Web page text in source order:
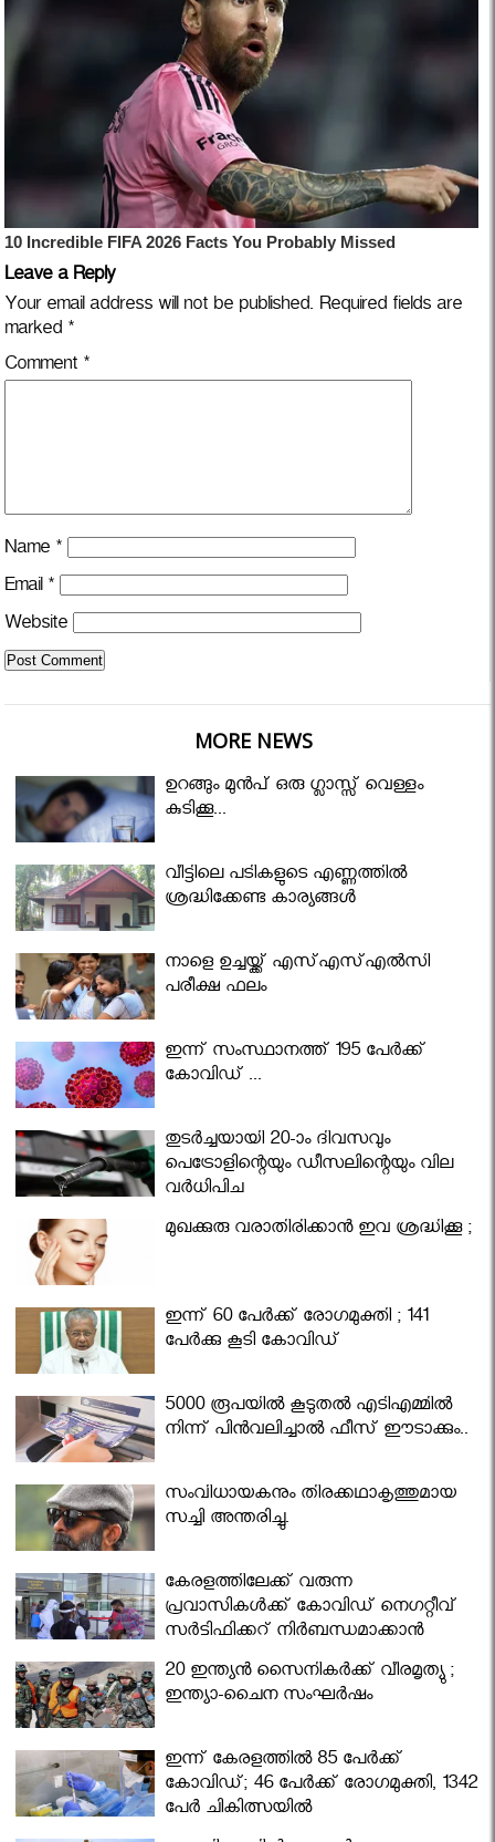
Leave a Reply
Your email address will not be published. Required fields are
marked *
Comment *
Name *
Email *
Website
MORE NEWS
ഉറങ്ങും മുന്‍പ് ഒരു ഗ്ലാസ്സ് വെള്ളം
കുടിക്കൂ...
വീട്ടിലെ പടികളുടെ എണ്ണത്തിൽ
ശ്രദ്ധിക്കേണ്ട കാര്യങ്ങൾ
നാളെ ഉച്ചയ്ക്ക് എസ്എസ്എല്‍സി
പരീക്ഷ ഫലം
ഇന്ന് സംസ്ഥാനത്ത് 195 പേര്‍ക്ക്
കോവിഡ് ...
തുടർച്ചയായി 20-ാം ദിവസവും
പെട്രോളിന്റെയും ഡീസലിന്റെയും വില
വര്‍ധിപ്പിച്ചു
മുഖക്കുരു വരാതിരിക്കാന്‍ ഇവ ശ്രദ്ധിക്കൂ ;
ഇന്ന് 60 പേർക്ക് രോഗമുക്തി ; 141
പേര്‍ക്കു കൂടി കോവിഡ്
5000 രൂപയിൽ കൂടുതൽ എടിഎമ്മിൽ
നിന്ന് പിൻവലിച്ചാൽ ഫീസ് ഈടാക്കും..
സംവിധായകനും തിരക്കഥാകൃത്തുമായ
സച്ചി അന്തരിച്ചു.
കേരളത്തിലേക്ക് വരുന്ന
പ്രവാസികള്‍ക്ക് കോവിഡ് നെഗറ്റീവ്
സര്‍ട്ടിഫിക്കറ്റ് നിർബന്ധമാക്കാൻ
മന്ത്രിസഭ
20 ഇന്ത്യൻ സൈനികർക്ക് വീരമൃത്യു ;
ഇന്ത്യാ-ചൈന സംഘർഷം
ഇന്ന് കേരളത്തിൽ 85 പേർക്ക്
കോവിഡ്; 46 പേർക്ക് രോഗമുക്തി, 1342
പേർ ചികിത്സയിൽ